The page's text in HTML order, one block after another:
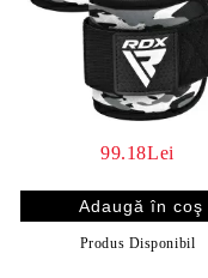
99.18Lei
Produs Disponibil